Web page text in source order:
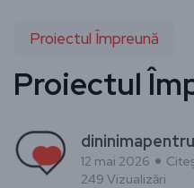
Proiectul Împreună
Proiectul
12 mai 2026
249 Vizualizări